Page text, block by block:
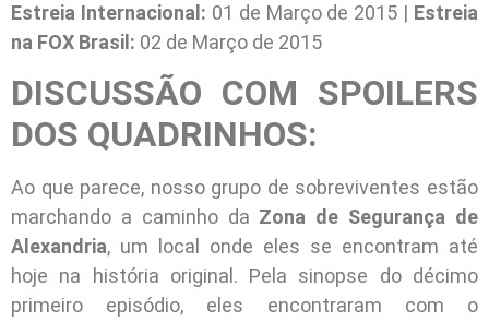
Estreia Internacional: 01 de Março de 2015 | Estreia
na FOX Brasil: 02 de Março de 2015
DISCUSSÃO COM SPOILERS
DOS QUADRINHOS:
Ao que parece, nosso grupo de sobreviventes estão
marchando a caminho da Zona de Segurança de
Alexandria, um local onde eles se encontram até
hoje na história original. Pela sinopse do décimo
primeiro episódio, eles encontraram com o